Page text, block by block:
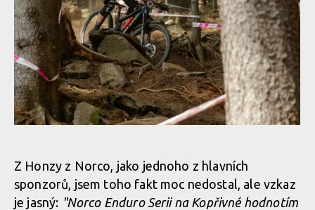
Norco Enduro Race Morávka - Jára Sijka / Enduroserie.cz
Norco Enduro Race Morávka - Jára Sijka / Enduroserie.cz
Norco Enduro Race Morávka - Jára Sijka / Enduroserie.cz
Norco Enduro Race Morávka - Jára Sijka / Enduroserie.cz
Norco Enduro Race Morávka - Jára Sijka / Enduroserie.cz
Norco Enduro Race Morávka - Jára Sijka / Enduroserie.cz
Z Honzy z Norco, jako jednoho z hlavních
sponzorů, jsem toho fakt moc nedostal, ale vzkaz
je jasný: "Norco Enduro Serii na Kopřivné hodnotím